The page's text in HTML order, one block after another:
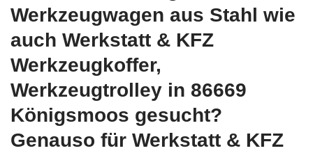
Werkzeugwagen aus Stahl wie
auch Werkstatt & KFZ
Werkzeugkoffer,
Werkzeugtrolley in 86669
Königsmoos gesucht?
Genauso für Werkstatt & KFZ